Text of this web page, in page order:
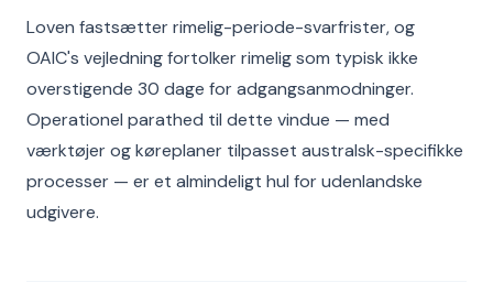
Loven fastsætter rimelig-periode-svarfrister, og
OAIC's vejledning fortolker rimelig som typisk ikke
overstigende 30 dage for adgangsanmodninger.
Operationel parathed til dette vindue — med
værktøjer og køreplaner tilpasset australsk-specifikke
processer — er et almindeligt hul for udenlandske
udgivere.